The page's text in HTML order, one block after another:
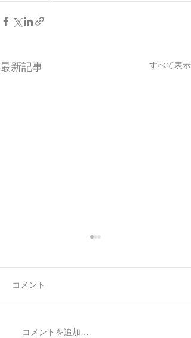
最新記事 すべて表示
7月最後の日録
コメント
コメントを追加…